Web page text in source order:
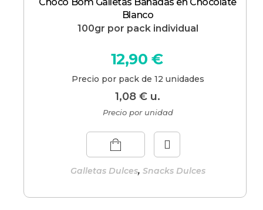
Blanco
100gr por pack individual
1,08€ u.
12,90 €
Precio por pack de 12 unidades
Galletas Dulces, Snacks Dulces
Precio por unidad